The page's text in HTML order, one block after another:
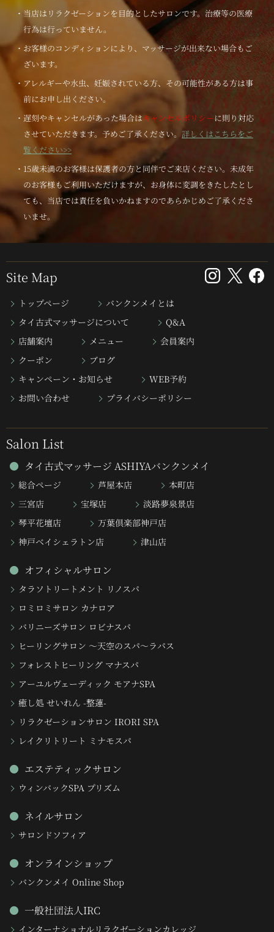
・当店はリラクゼーションを目的としたサロンです。治療等の医療
行為は行っていません。
・お客様のコンディションにより、マッサージが出来ない場合もご
ざいます。
・アレルギーや水虫、妊娠されている方、その可能性がある方は事
前にお申し出ください。
・遅刻やキャンセルがあった場合はキャンセルポリシーに則り対応
させていただきます。予めご了承ください。 詳しくはこちらをご
覧ください>>
・15歳未満のお客様は保護者の方と同伴でご来店ください。未成年
のお客様もご利用いただけますが、お身体に変調をきたしたとし
ても、当店では責任を負いかねますのであらかじめご了承くださ
いませ。
Site Map
トップページ
バンクンメイとは
タイ古式マッサージについて
Q&A
店舗案内
メニュー
会員案内
クーポン
ブログ
キャンペーン・お知らせ
WEB予約
お問い合わせ
プライバシーポリシー
Salon List
タイ古式マッサージ ASHIYAバンクンメイ
総合ページ 芦屋本店
本町店
三宮店
宝塚店
淡路夢泉景店
琴平花壇店
万葉倶楽部神戸店
神戸ベイシェラトン店
津山店
オフィシャルサロン
タラソトリートメント リノスパ
ロミロミサロン カナロア
バリニーズサロン ロビナスパ
ヒーリングサロン 〜天空のスパ〜ラパス
フォレストヒーリング マナスパ
アーユルヴェーディック モアナSPA
癒し処 せいれん -整蓮-
リラクゼーションサロン IRORI SPA
レイクリトリート ミナモスパ
エステティックサロン
ウィンバックSPA プリズム
ネイルサロン
サロンドソフィア
オンラインショップ
バンクンメイ Online Shop
一般社団法人IRC
インターナショナルリラクゼーションカレッジ